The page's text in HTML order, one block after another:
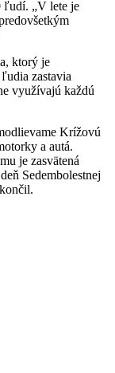
ľudí. „V lete je
ktorý je
zastavia
využívajú každú
Krížovú
a autá.
je zasvätená
Sedembolestnej